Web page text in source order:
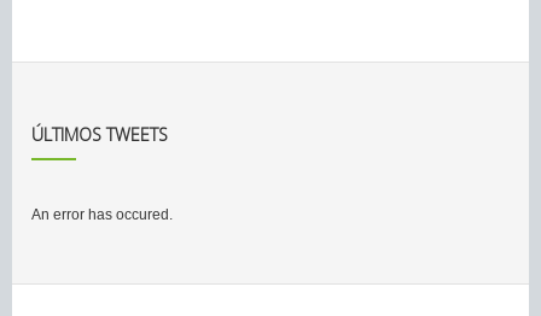
ÚLTIMOS TWEETS
An error has occured.